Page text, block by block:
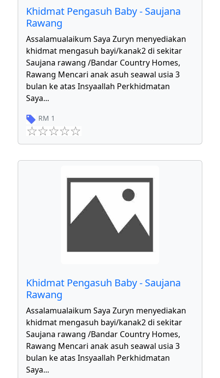
Khidmat Pengasuh Baby - Saujana
Rawang
Assalamualaikum Saya Zuryn menyediakan
khidmat mengasuh bayi/kanak2 di sekitar
Saujana rawang /Bandar Country Homes,
Rawang Mencari anak asuh seawal usia 3
bulan ke atas Insyaallah Perkhidmatan
Saya...
RM 1
Khidmat Pengasuh Baby - Saujana
Rawang
Assalamualaikum Saya Zuryn menyediakan
khidmat mengasuh bayi/kanak2 di sekitar
Saujana rawang /Bandar Country Homes,
Rawang Mencari anak asuh seawal usia 3
bulan ke atas Insyaallah Perkhidmatan
Saya...